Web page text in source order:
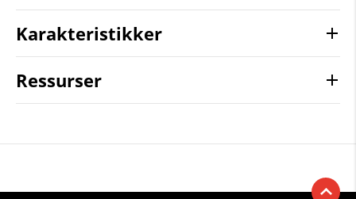
Karakteristikker
Ressurser